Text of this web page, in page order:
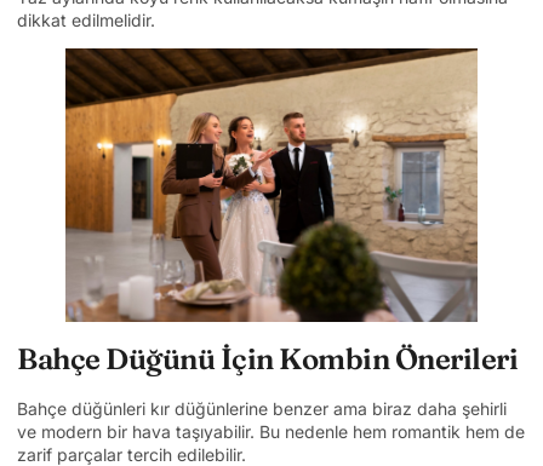
dikkat edilmelidir.
Bahçe Düğünü İçin Kombin Önerileri
Bahçe düğünleri kır düğünlerine benzer ama biraz daha şehirli
ve modern bir hava taşıyabilir. Bu nedenle hem romantik hem de
zarif parçalar tercih edilebilir.